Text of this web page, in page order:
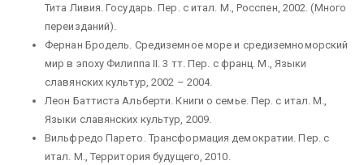
Тита Ливия. Государь. Пер. с итал. М., Росспен, 2002. (Много
переизданий).
Фернан Бродель. Средиземное море и средиземноморский
мир в эпоху Филиппа II. 3 тт. Пер. с франц. М., Языки
славянских культур, 2002 – 2004.
Леон Баттиста Альберти. Книги о семье. Пер. с итал. М.,
Языки славянских культур, 2009.
Вильфредо Парето. Трансформация демократии. Пер. с
итал. М., Территория будущего, 2010.